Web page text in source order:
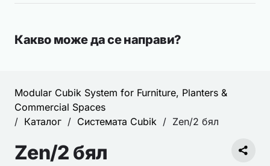
Какво може да се направи?
Modular Cubik System for Furniture, Planters &
Commercial Spaces
/ Каталог / Системата Cubik / Zen/2 бял
Zen/2 бял